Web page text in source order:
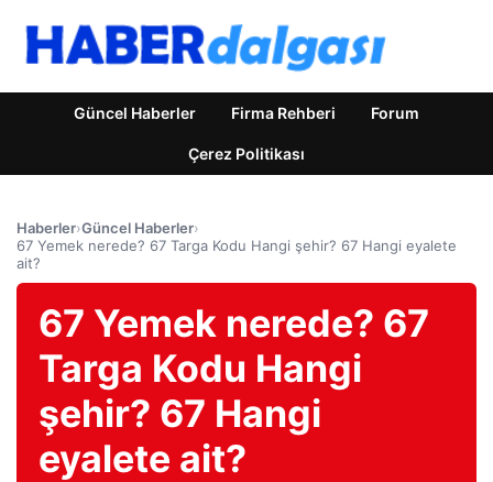
Güncel Haberler Firma Rehberi Forum
Çerez Politikası
Haberler›Güncel Haberler›
67 Yemek nerede? 67 Targa Kodu Hangi şehir? 67 Hangi eyalete
ait?
67 Yemek nerede? 67
Targa Kodu Hangi
şehir? 67 Hangi
eyalete ait?